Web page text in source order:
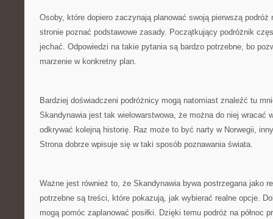
Osoby, które dopiero zaczynają planować swoją pierwszą podróż
stronie poznać podstawowe zasady. Początkujący podróżnik
jechać. Odpowiedzi na takie pytania są bardzo potrzebne, bo
marzenie w konkretny plan.
Bardziej doświadczeni podróżnicy mogą natomiast znaleźć tu
Skandynawia jest tak wielowarstwowa, że można do niej wracać
odkrywać kolejną historię. Raz może to być narty w Norwegii,
Strona dobrze wpisuje się w taki sposób poznawania świata.
Ważne jest również to, że Skandynawia bywa postrzegana jako
potrzebne są treści, które pokazują, jak wybierać realne opcje.
mogą pomóc zaplanować posiłki. Dzięki temu podróż na północ